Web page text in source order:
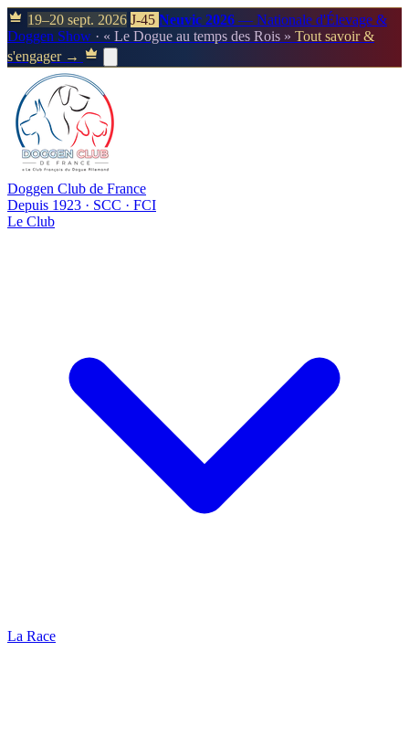
19–20 sept. 2026 J-45 Neuvic 2026 — Nationale d'Élevage &
Doggen Show · « Le Dogue au temps des Rois » Tout savoir &
s'engager →
Doggen Club de France
Depuis 1923 · SCC · FCI
Le Club
La Race